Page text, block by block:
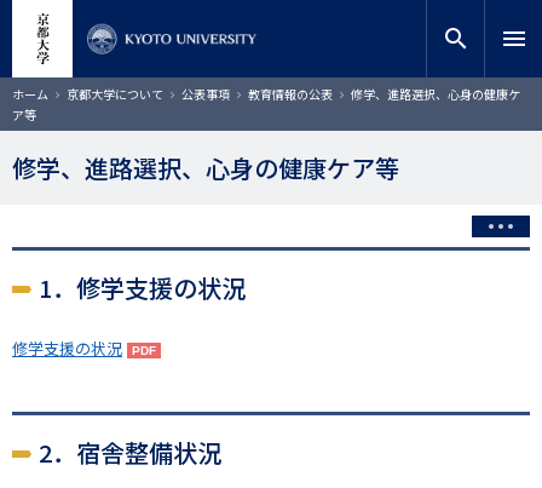
コ
ン
テ
ン
動
サイト内検索
検索
search menu
ホーム 京都大学について 公表事項 教育情報の公表
修学、進路選択、心身の健康ケ
ア等
修学、進路選択、心身の健康ケア等
1．修学支援の状況
修学支援の状況
2．宿舎整備状況